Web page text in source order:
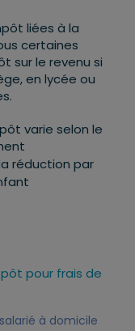
liées à la
certaines
sur le revenu si
en lycée ou
varie selon le
réduction par
pour frais de
à domicile